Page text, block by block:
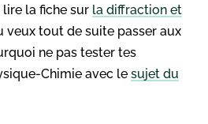
la fiche sur la diffraction et
veux tout de suite passer aux
ne pas tester tes
Chimie avec le sujet du